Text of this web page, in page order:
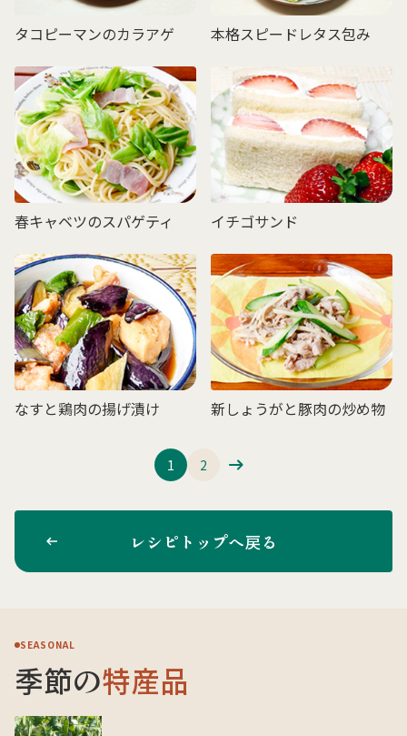
タコピーマンのカラアゲ 本格スピードレタス包み
春キャベツのスパゲティ イチゴサンド
なすと鶏肉の揚げ漬け 新しょうがと豚肉の炒め物
1 2
レシピトップへ戻る
SEASONAL
季節の特産品